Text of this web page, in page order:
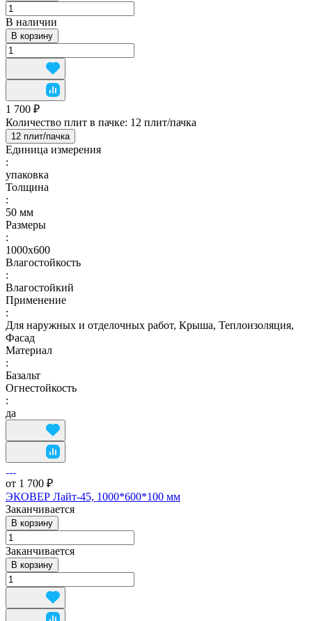
В наличии
В корзину
1 700 ₽
Количество плит в пачке: 12 плит/пачка
12 плит/пачка
Единица измерения
:
упаковка
Толщина
:
50 мм
Размеры
:
1000х600
Влагостойкость
:
Влагостойкий
Применение
:
Для наружных и отделочных работ, Крыша, Теплоизоляция,
Фасад
Материал
:
Базальт
Огнестойкость
:
да
от 1 700 ₽
ЭКОВЕР Лайт-45, 1000*600*100 мм
Заканчивается
В корзину
Заканчивается
В корзину